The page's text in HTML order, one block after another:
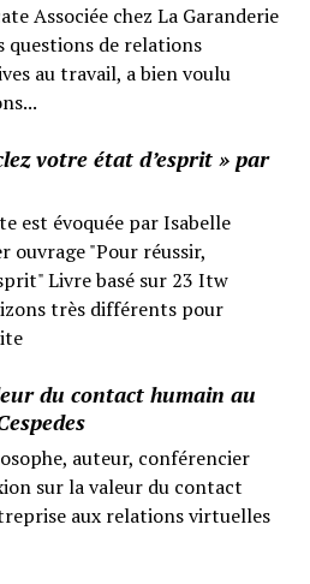
Associée chez La Garanderie
questions de relations
au travail, a bien voulu
votre état d’esprit » par
est évoquée par Isabelle
ouvrage "Pour réussir,
Livre basé sur 23 Itw
très différents pour
du contact humain au
auteur, conférencier
sur la valeur du contact
aux relations virtuelles